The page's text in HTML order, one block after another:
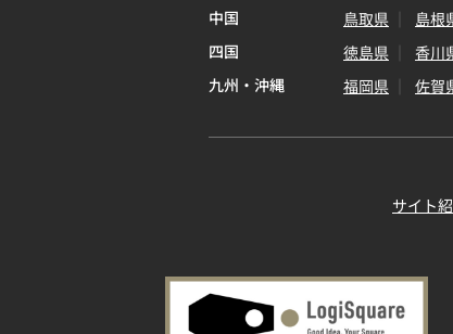
中国
鳥取県 島根
四国
徳島県 香川
九州・沖縄
福岡県 佐賀
サイト